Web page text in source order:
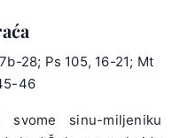
28; Ps 105, 16-21; Mt
46
sinu-miljeniku